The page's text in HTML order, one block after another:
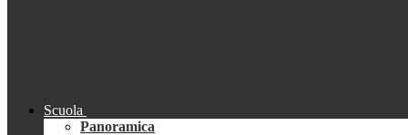
Scuola
Panoramica